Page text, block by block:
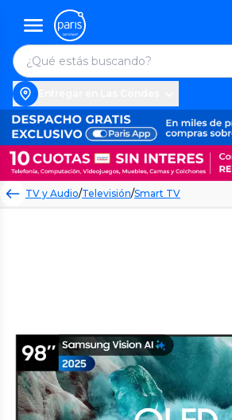
TV y Audio/Televisión/Smart TV